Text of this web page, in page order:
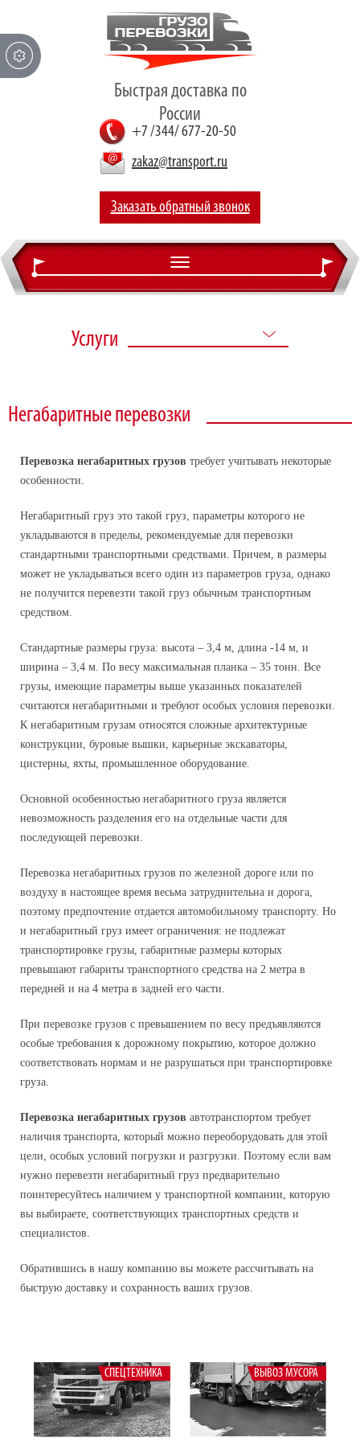
Быстрая доставка по
России
+7 /344/ 677-20-50
zakaz@transport.ru
Заказать обратный звонок
Документы
Новости
Контакты
Услуги
Бортовой длинномер
Организация переездов
Грузчики
Курьерская служба
Такелажные работы
Негабаритные перевозки
Контейнерные перевозки
Паллетные перевозки
Перевозки фурами
Заказ Газели
Малогабаритные перевозки
Аренда спецтехники
Перевозка труб
Заказ Бычка
Ответственное хранение
Пассажирские перевозки
Эвакуатор
Негабаритные перевозки
Перевозка негабаритных грузов требует учитывать некоторые
особенности.
Негабаритный груз это такой груз, параметры которого не
укладываются в пределы, рекомендуемые для перевозки
стандартными транспортными средствами. Причем, в размеры
может не укладываться всего один из параметров груза, однако
не получится перевезти такой груз обычным транспортным
средством.
Стандартные размеры груза: высота – 3,4 м, длина -14 м, и
ширина – 3,4 м. По весу максимальная планка – 35 тонн. Все
грузы, имеющие параметры выше указанных показателей
считаются негабаритными и требуют особых условия перевозки.
К негабаритным грузам относятся сложные архитектурные
конструкции, буровые вышки, карьерные экскаваторы,
цистерны, яхты, промышленное оборудование.
Основной особенностью негабаритного груза является
невозможность разделения его на отдельные части для
последующей перевозки.
Перевозка негабаритных грузов по железной дороге или по
воздуху в настоящее время весьма затруднительна и дорога,
поэтому предпочтение отдается автомобильному транспорту. Но
и негабаритный груз имеет ограничения: не подлежат
транспортировке грузы, габаритные размеры которых
превышают габариты транспортного средства на 2 метра в
передней и на 4 метра в задней его части.
При перевозке грузов с превышением по весу предъявляются
особые требования к дорожному покрытию, которое должно
соответствовать нормам и не разрушаться при транспортировке
груза.
Перевозка негабаритных грузов автотранспортом требует
наличия транспорта, который можно переоборудовать для этой
цели, особых условий погрузки и разгрузки. Поэтому если вам
нужно перевезти негабаритный груз предварительно
поинтересуйтесь наличием у транспортной компании, которую
вы выбираете, соответствующих транспортных средств и
специалистов.
Обратившись в нашу компанию вы можете рассчитывать на
быструю доставку и сохранность ваших грузов.
СПЕЦТЕХНИКА ВЫВОЗ МУСОРА